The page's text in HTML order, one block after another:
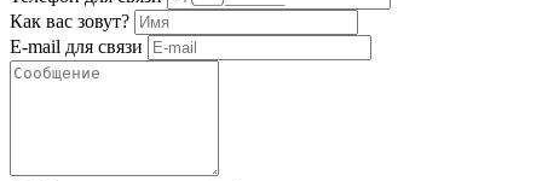
Как вас зовут?
E-mail для связи